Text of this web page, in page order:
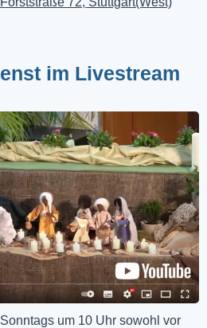
im Livestream
um 10 Uhr sowohl vor